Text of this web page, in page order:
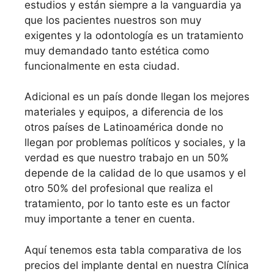
estudios y están siempre a la vanguardia ya
que los pacientes nuestros son muy
exigentes y la odontología es un tratamiento
muy demandado tanto estética como
funcionalmente en esta ciudad.
Adicional es un país donde llegan los mejores
materiales y equipos, a diferencia de los
otros países de Latinoamérica donde no
llegan por problemas políticos y sociales, y la
verdad es que nuestro trabajo en un 50%
depende de la calidad de lo que usamos y el
otro 50% del profesional que realiza el
tratamiento, por lo tanto este es un factor
muy importante a tener en cuenta.
Aquí tenemos esta tabla comparativa de los
precios del implante dental en nuestra Clínica